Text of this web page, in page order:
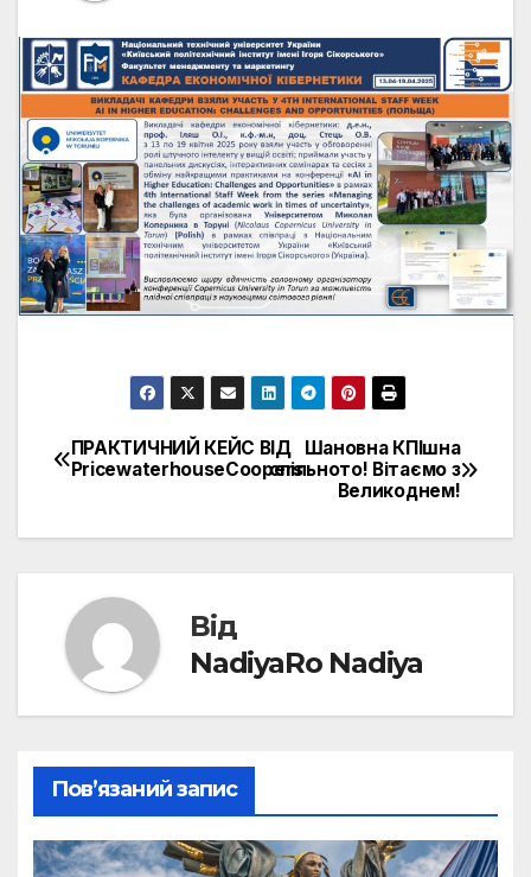
Навігація
Шановна КПІшна
спільното! Вітаємо з
Великоднем!
ПРАКТИЧНИЙ КЕЙС ВІД
PricewaterhouseCoopers
Від
NadiyaRo Nadiya
Пов’язаний запис